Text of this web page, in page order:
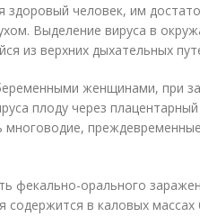
здоровый человек, им
Выделение вируса в
из верхних дыхательных
женщинами, при
плоду через
фекально-орального
содержится в каловых